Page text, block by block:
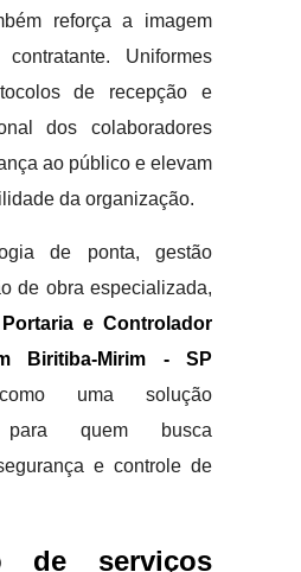
reforça a imagem
Uniformes
de recepção e
dos colaboradores
ao público e elevam
da organização.
de ponta, gestão
de obra especializada,
e Controlador
Biritiba-Mirim - SP
uma solução
para quem busca
e controle de
de serviços